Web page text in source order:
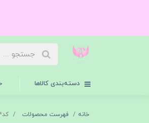
دسته‌بندی کالاها
خانه فهرست محصولات كد٤٠٤